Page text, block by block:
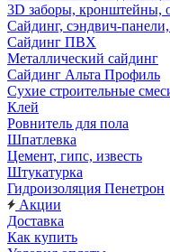
3D заборы, кронштейны,
Cайдинг, сэндвич-
Сайдинг ПВХ
Металлический сайдинг
Сайдинг Альта Профиль
Сухие строительные
Клей
Ровнитель для пола
Шпатлевка
Цемент, гипс, известь
Штукатурка
Гидроизоляция Пенетрон
Акции
Доставка
Как купить